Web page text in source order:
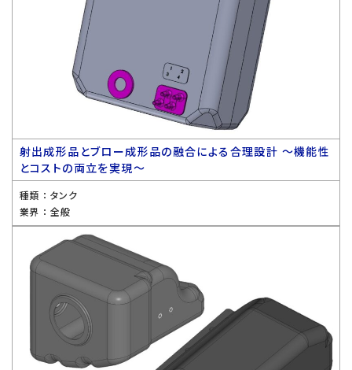
射出成形品とブロー成形品の融合による合理設計 〜機能性
とコストの両立を実現〜
種類 ： タンク
業界 ： 全般